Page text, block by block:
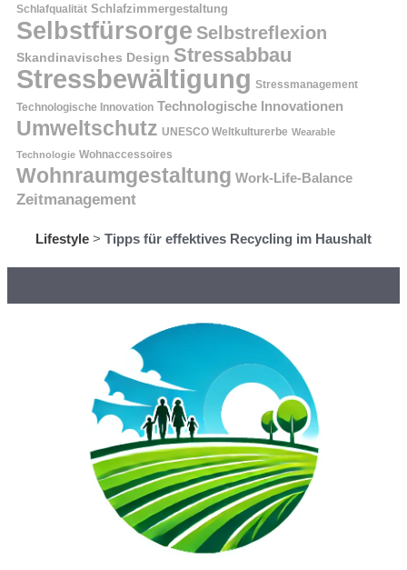
Schlafqualität Schlafzimmergestaltung
Selbstfürsorge Selbstreflexion
Skandinavisches Design Stressabbau
Stressbewältigung Stressmanagement
Technologische Innovation Technologische Innovationen
Umweltschutz UNESCO Weltkulturerbe Wearable
Technologie Wohnaccessoires
Wohnraumgestaltung Work-Life-Balance
Zeitmanagement
Lifestyle > Tipps für effektives Recycling im Haushalt